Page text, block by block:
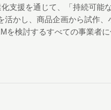
支援を通じて、「持続可能
活かし、商品企画から試作、
を検討するすべての事業者